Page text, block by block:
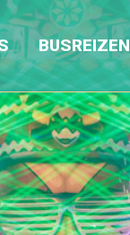
BUSREIZEN